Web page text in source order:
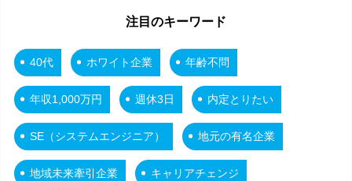
注目のキーワード
40代 ホワイト企業 年齢不問
年収1,000万円 週休3日 内定とりたい
SE（システムエンジニア） 地元の有名企業
地域未来牽引企業 キャリアチェンジ